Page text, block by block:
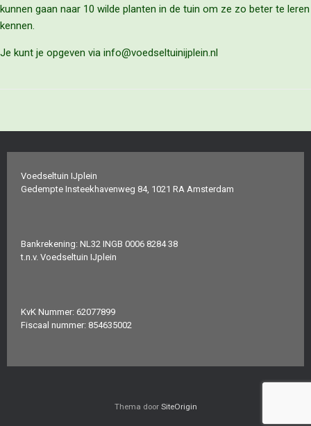
kunnen gaan naar 10 wilde planten in de tuin om ze zo beter te leren
kennen.
Je kunt je opgeven via info@voedseltuinijplein.nl
Voedseltuin IJplein
Gedempte Insteekhavenweg 84, 1021 RA Amsterdam
Bankrekening: NL32 INGB 0006 8284 38
t.n.v. Voedseltuin IJplein
KvK Nummer: 62077899
Fiscaal nummer: 854635002
Thema door SiteOrigin